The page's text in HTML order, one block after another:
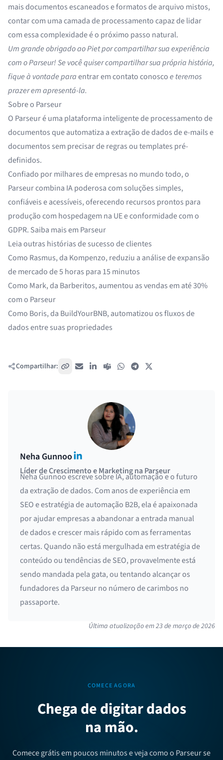
mais documentos escaneados e formatos de arquivo mistos,
contar com uma camada de processamento capaz de lidar
com essa complexidade é o próximo passo natural.
Um grande obrigado ao Piet por compartilhar sua experiência
com o Parseur! Se você quiser compartilhar sua própria história,
fique à vontade paraentrar em contato conoscoe teremos
prazer em apresentá-la.
Sobre o Parseur
O Parseur é uma plataforma inteligente de processamento de
documentos que automatiza a extração de dados de e-mails e
documentos sem precisar de regras ou templates pré-
definidos.
Confiado por milhares de empresas no mundo todo, o
Parseur combina IA poderosa com soluções simples,
confiáveis e acessíveis, oferecendo recursos prontos para
produção com hospedagem na UE e conformidade com o
GDPR. Saiba mais em Parseur
Leia outras histórias de sucesso de clientes
Como Rasmus, da Kompenzo, reduziu a análise de expansão
de mercado de 5 horas para 15 minutos
Como Mark, da Barberitos, aumentou as vendas em até 30%
com o Parseur
Como Boris, da BuildYourBNB, automatizou os fluxos de
dados entre suas propriedades
Compartilhar: Copiar link
E-mail LinkedIn
Teams WhatsAppTelegram
Neha GunnooLinkedIn
Líder de Crescimento e Marketing na Parseur
Neha Gunnoo escreve sobre IA, automação e o futuro
da extração de dados. Com anos de experiência em
SEO e estratégia de automação B2B, ela é apaixonada
por ajudar empresas a abandonar a entrada manual
de dados e crescer mais rápido com as ferramentas
certas. Quando não está mergulhada em estratégia de
conteúdo ou tendências de SEO, provavelmente está
sendo mandada pela gata, ou tentando alcançar os
fundadores da Parseur no número de carimbos no
passaporte.
Última atualização em23 de março de 2026
COMECE AGORA
Chega de digitar dados
na mão.
Comece grátis em poucos minutos e veja como o Parseur se